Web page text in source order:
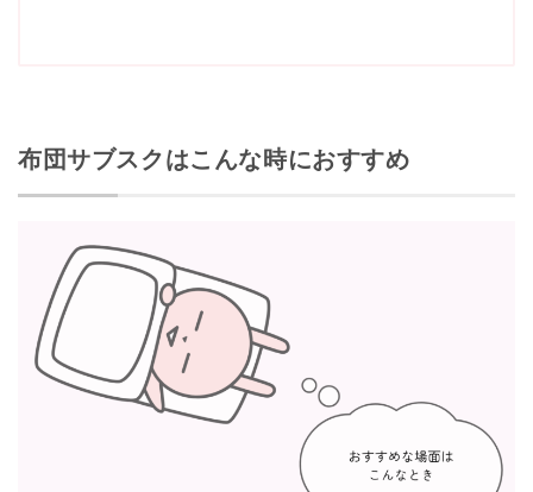
布団サブスクはこんな時におすすめ